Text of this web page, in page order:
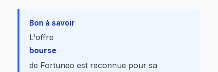
Bon à savoir
L'offre
bourse
de Fortuneo est reconnue pour sa